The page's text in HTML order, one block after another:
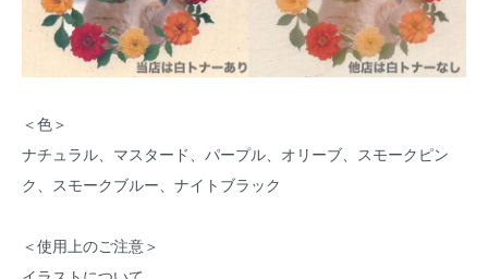
＜色＞
ナチュラル、マスタード、パープル、オリーブ、スモークピン
ク、スモークブルー、ナイトブラック
＜使用上のご注意＞